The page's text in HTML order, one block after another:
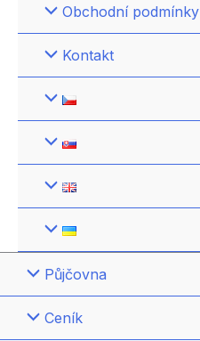
Obchodní podmínky
Kontakt
Půjčovna
Ceník